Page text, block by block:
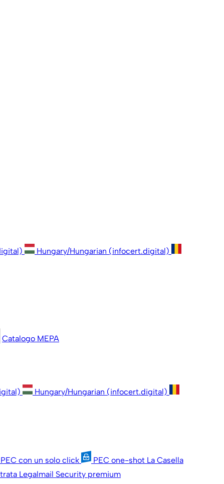
Hungary/Hungarian (infocert.digital)
Catalogo MEPA
Hungary/Hungarian (infocert.digital)
con un solo click PEC one-shot La Casella
Legalmail Security premium